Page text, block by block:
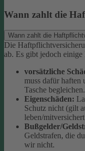
Wann zahlt die
Wann zahlt die
Die
ab. Es gibt jedoch einige
vorsätzliche
muss dafür haften
Tasche begleichen.
Eigenschäden:
Schutz nicht (gilt
leben/
Bußgelder/
Geldstrafen, die
wir nicht.